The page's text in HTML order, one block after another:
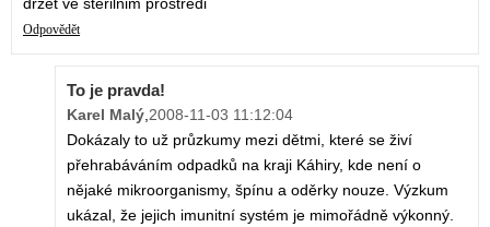
drzet ve sterilnim prostredi
Odpovědět
To je pravda!
Karel Malý,2008-11-03 11:12:04
Dokázaly to už průzkumy mezi dětmi, které se živí
přehrabáváním odpadků na kraji Káhiry, kde není o
nějaké mikroorganismy, špínu a oděrky nouze. Výzkum
ukázal, že jejich imunitní systém je mimořádně výkonný.